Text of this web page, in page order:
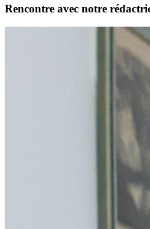
Rencontre avec notre